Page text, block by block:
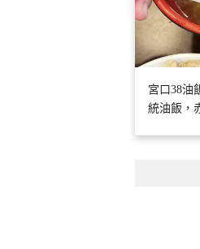
宮口38油
統油飯，